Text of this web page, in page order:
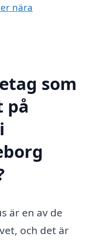
nära
som
på
är en av de
och det är